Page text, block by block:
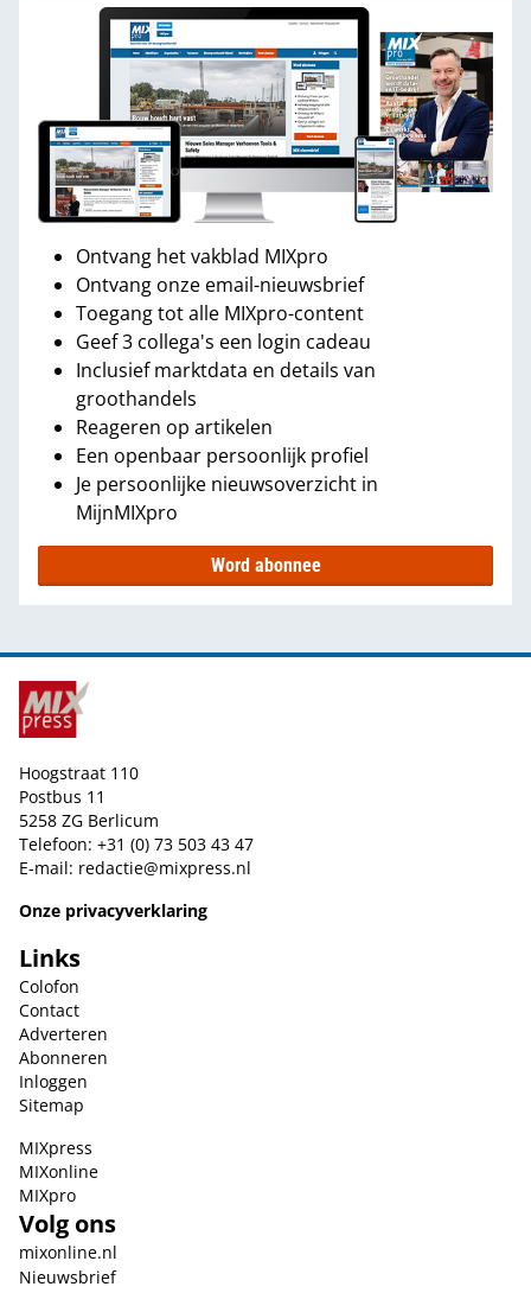
Ontvang het vakblad MIXpro
Ontvang onze email-nieuwsbrief
Toegang tot alle MIXpro-content
Geef 3 collega's een login cadeau
Inclusief marktdata en details van
groothandels
Reageren op artikelen
Een openbaar persoonlijk profiel
Je persoonlijke nieuwsoverzicht in
MijnMIXpro
Word abonnee
Hoogstraat 110
Postbus 11
5258 ZG Berlicum
Telefoon: +31 (0) 73 503 43 47
E-mail: redactie@mixpress.nl
Onze privacyverklaring
Links
Colofon
Contact
Adverteren
Abonneren
Inloggen
Sitemap
MIXpress
MIXonline
MIXpro
Volg ons
mixonline.nl
Nieuwsbrief